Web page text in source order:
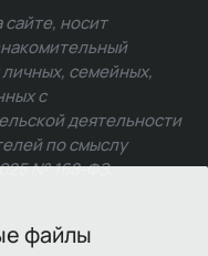
файлы
носит
семейных,
с
деятельности
по смыслу
№ 168-ФЗ.